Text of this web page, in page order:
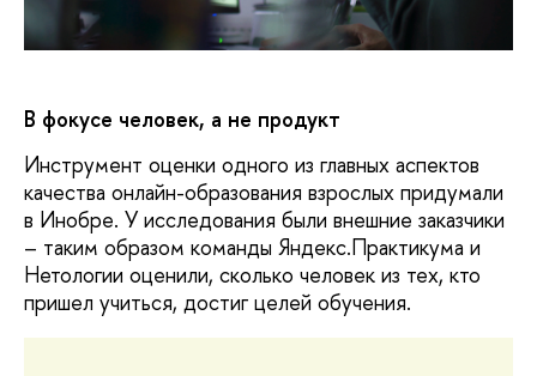
В фокусе человек, а не продукт
Инструмент оценки одного из главных аспектов
качества онлайн-образования взрослых придумали
в Инобре. У исследования были внешние заказчики
– таким образом команды Яндекс.Практикума и
Нетологии оценили, сколько человек из тех, кто
пришел учиться, достиг целей обучения.